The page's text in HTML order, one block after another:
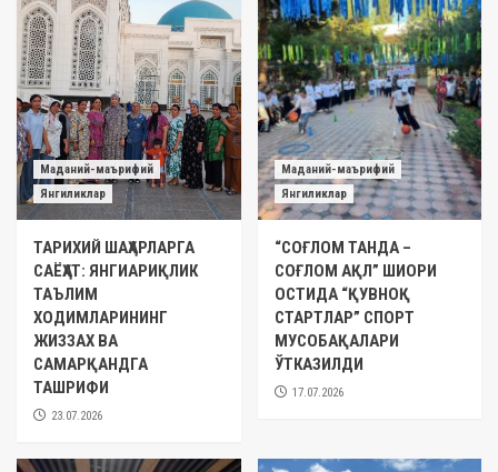
Маданий-маърифий
Янгиликлар
ТАРИХИЙ ШАҲАРЛАРГА
САЁҲАТ: ЯНГИАРИҚЛИК
ТАЪЛИМ
ХОДИМЛАРИНИНГ
ЖИЗЗАХ ВА
САМАРҚАНДГА
ТАШРИФИ
23.07.2026
Маданий-маърифий
Янгиликлар
“СОҒЛОМ ТАНДА –
СОҒЛОМ АҚЛ” ШИОРИ
ОСТИДА “ҚУВНОҚ
СТАРТЛАР” СПОРТ
МУСОБАҚАЛАРИ
ЎТКАЗИЛДИ
17.07.2026